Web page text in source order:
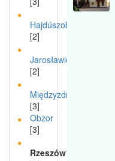
Hajdúszoboszló
[2]
Jarosławiec
[2]
Międzyzdroje
[3]
Obzor
[3]
Rzeszów